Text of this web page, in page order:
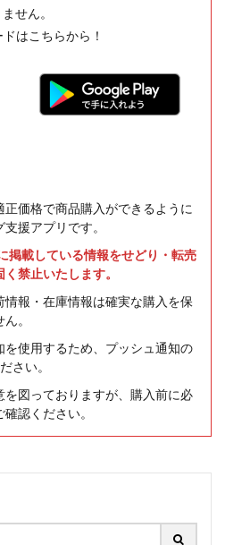
せん。
はこちらから！
価格で商品購入ができるように
援アプリです。
掲載している情報をせどり・転売
禁止いたします。
報・在庫情報は確実な購入を保
。
使用するため、プッシュ通知の
さい。
図っておりますが、購入前に必
認ください。